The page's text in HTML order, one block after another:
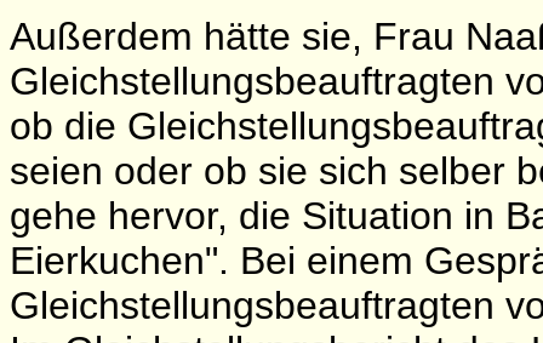
Außerdem hätte sie, Frau
Gleichstellungsbeauftragten
ob die
seien oder ob sie sich selber
gehe hervor, die Situation in
Eierkuchen". Bei einem
Gleichstellungsbeauftragten